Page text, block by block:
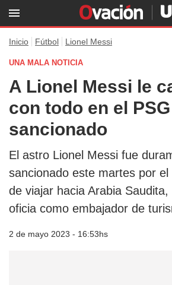
Inicio Fútbol Lionel Messi
UNA MALA NOTICIA
A Lionel Messi le
con todo en el
sancionado
El astro Lionel Messi fue
sancionado este martes por
de viajar hacia Arabia
oficia como embajador de
2 de mayo 2023 - 16:53hs